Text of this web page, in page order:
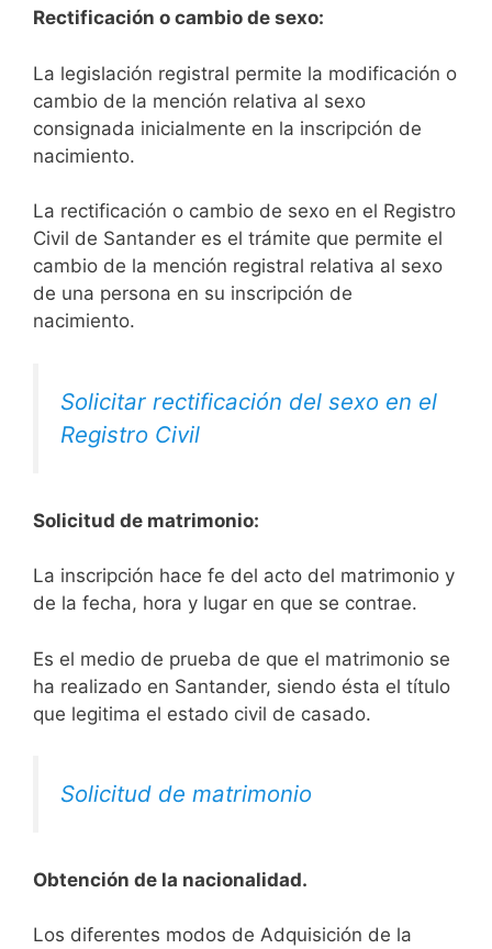
Rectificación o cambio de sexo:
La legislación registral permite la modificación o
cambio de la mención relativa al sexo
consignada inicialmente en la inscripción de
nacimiento.
La rectificación o cambio de sexo en el Registro
Civil de Santander es el trámite que permite el
cambio de la mención registral relativa al sexo
de una persona en su inscripción de
nacimiento.
Solicitar rectificación del sexo en el
Registro Civil
Solicitud de matrimonio:
La inscripción hace fe del acto del matrimonio y
de la fecha, hora y lugar en que se contrae.
Es el medio de prueba de que el matrimonio se
ha realizado en Santander, siendo ésta el título
que legitima el estado civil de casado.
Solicitud de matrimonio
Obtención de la nacionalidad.
​​​Los diferentes modos de Adquisición de la